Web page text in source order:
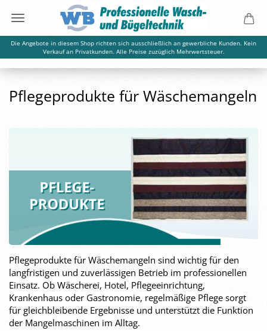
Die Angebote in diesem Shop richten sich ausschließlich an gewerbliche Kunden. Kein
Verkauf an Privatkunden. Alle Preise zuzüglich Mehrwertsteuer.
Pflegeprodukte für Wäschemangeln
Pflegeprodukte für Wäschemangeln sind wichtig für den
langfristigen und zuverlässigen Betrieb im professionellen
Einsatz. Ob Wäscherei, Hotel, Pflegeeinrichtung,
Krankenhaus oder Gastronomie, regelmäßige Pflege sorgt
für gleichbleibende Ergebnisse und unterstützt die Funktion
der Mangelmaschinen im Alltag.